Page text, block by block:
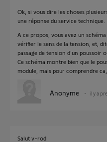
Ok, si vous dire les choses
une réponse du service technique.
A ce propos, vous avez un
vérifier le sens de la tension, et,
passage de tension d'un poussoir
Ce schéma montre bien que le
module, mais pour comprendre
Anonyme il y a
Salut v-rod